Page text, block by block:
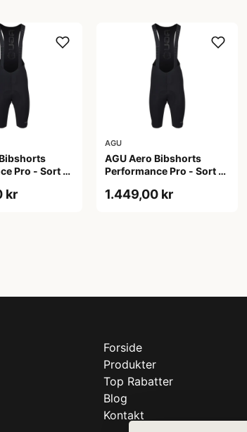
Pro - Sort -
kr
AGU
AGU Aero Bibshorts
Performance Pro - Sort -
1.449,00 kr
Forside
Produkter
Top Rabatter
Blog
Kontakt